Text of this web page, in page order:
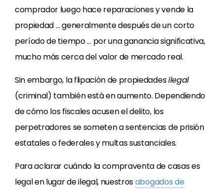
comprador luego hace reparaciones y vende la
propiedad … generalmente después de un corto
período de tiempo … por una ganancia significativa,
mucho más cerca del valor de mercado real.
Sin embargo, la flipación de propiedadesilegal
(criminal) también está en aumento. Dependiendo
de cómo los fiscales acusen el delito, los
perpetradores se someten a sentencias de prisión
estatales o federales y multas sustanciales.
Para aclarar cuándo la compraventa de casas es
legal en lugar de ilegal, nuestrosabogados de